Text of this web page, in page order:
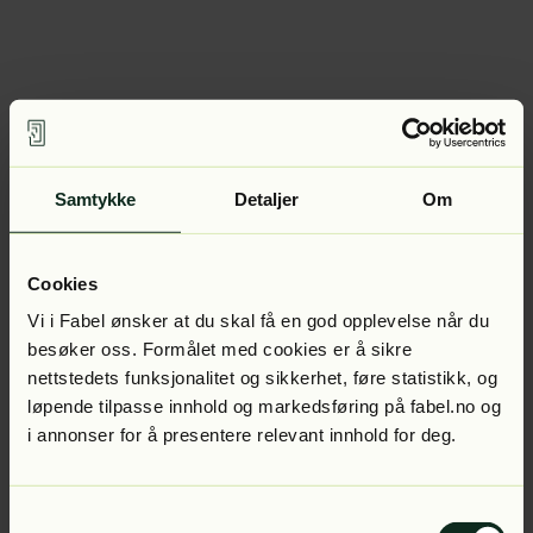
Samtykke Detaljer Om
Cookies
Vi i Fabel ønsker at du skal få en god opplevelse når du
besøker oss. Formålet med cookies er å sikre
nettstedets funksjonalitet og sikkerhet, føre statistikk, og
løpende tilpasse innhold og markedsføring på fabel.no og
i annonser for å presentere relevant innhold for deg.